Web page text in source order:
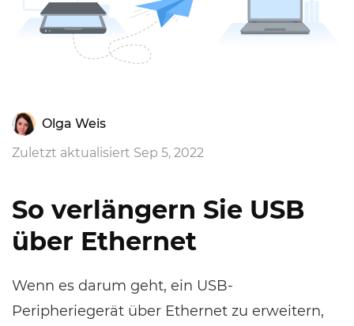
Olga Weis
Zuletzt aktualisiert Sep 5, 2022
So verlängern Sie USB
über Ethernet
Wenn es darum geht, ein USB-
Peripheriegerät über Ethernet zu erweitern,